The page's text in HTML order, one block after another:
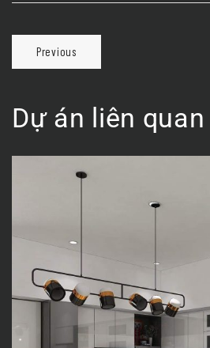
Previous
Dự án liên quan
Nhà Mr Loan